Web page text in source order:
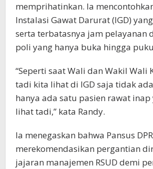
memprihatinkan. Ia
Instalasi Gawat Darurat (IGD)
serta terbatasnya jam pelayanan
poli yang hanya buka hingga
“Seperti saat Wali dan Wakil Wali
tadi kita lihat di IGD saja tidak
hanya ada satu pasien rawat inap
lihat tadi,” kata Randy.
Ia menegaskan bahwa Pansus
merekomendasikan pergantian
jajaran manajemen RSUD demi